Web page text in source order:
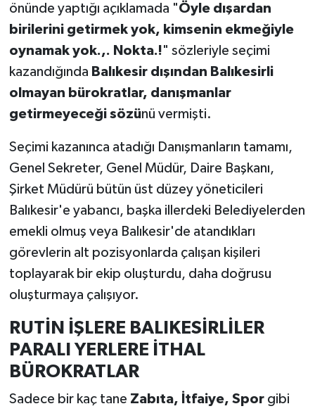
önünde yaptığı açıklamada "Öyle dışardan
birilerini getirmek yok, kimsenin ekmeğiyle
oynamak yok.,. Nokta.!" sözleriyle seçimi
kazandığında Balıkesir dışından Balıkesirli
olmayan bürokratlar, danışmanlar
getirmeyeceği sözünü vermişti.
Seçimi kazanınca atadığı Danışmanların tamamı,
Genel Sekreter, Genel Müdür, Daire Başkanı,
Şirket Müdürü bütün üst düzey yöneticileri
Balıkesir'e yabancı, başka illerdeki Belediyelerden
emekli olmuş veya Balıkesir'de atandıkları
görevlerin alt pozisyonlarda çalışan kişileri
toplayarak bir ekip oluşturdu, daha doğrusu
oluşturmaya çalışıyor.
RUTİN İŞLERE BALIKESİRLİLER
PARALI YERLERE İTHAL
BÜROKRATLAR
Sadece bir kaç tane Zabıta, İtfaiye, Spor gibi